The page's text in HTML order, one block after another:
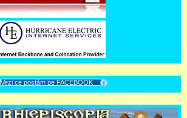
Vezi ce postăm pe FACEBOOK